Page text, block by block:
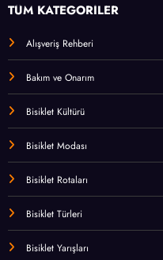
TÜM KATEGORİLER
Alışveriş Rehberi
Bakım ve Onarım
Bisiklet Kültürü
Bisiklet Modası
Bisiklet Rotaları
Bisiklet Türleri
Bisiklet Yarışları